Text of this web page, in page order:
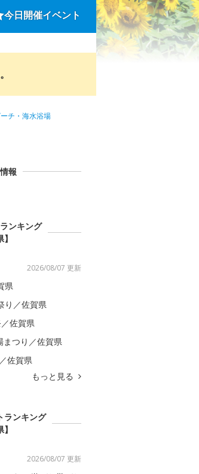
今日開催イベント
チ・海水浴場
報
ンキング
2026/08/07 更新
県
り／佐賀県
佐賀県
まつり／佐賀県
佐賀県
もっと見る
ランキング
2026/08/07 更新